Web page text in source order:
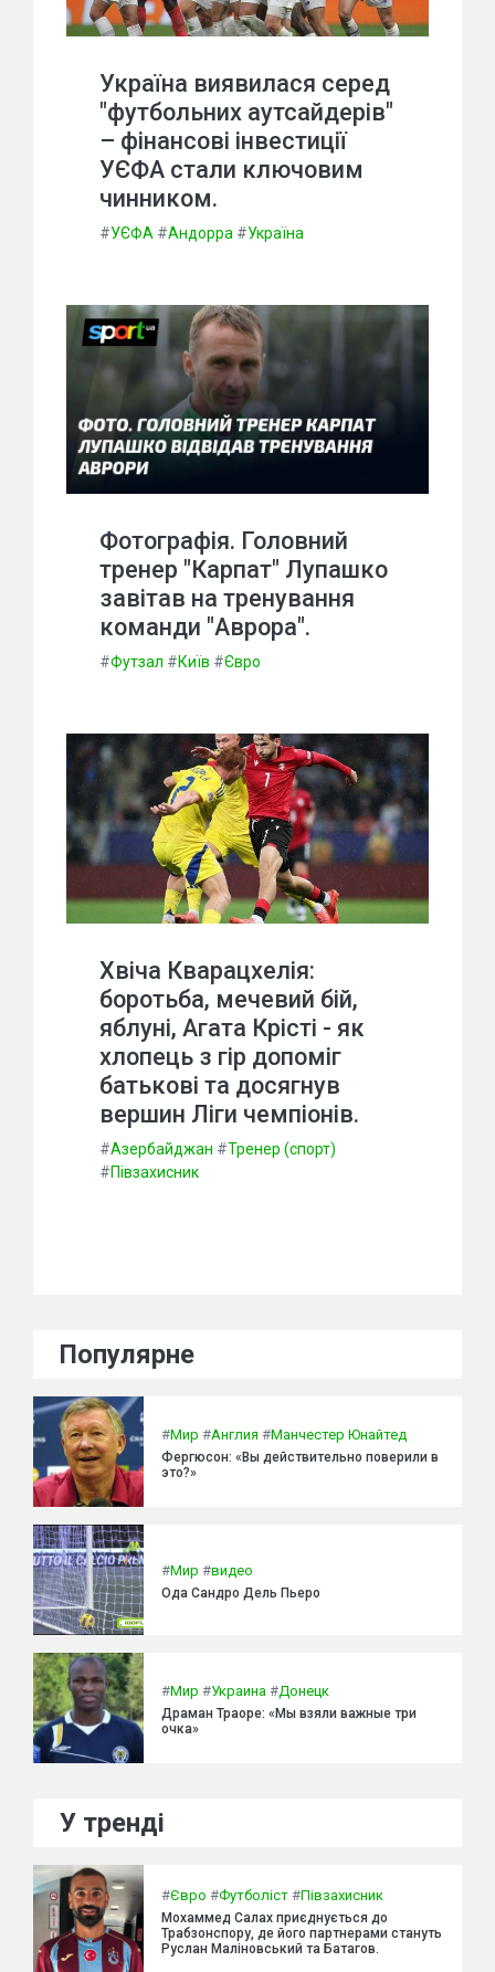
Україна виявилася серед
"футбольних аутсайдерів"
– фінансові інвестиції
УЄФА стали ключовим
чинником.
#УЄФА #Андорра #Україна
Фотографія. Головний
тренер "Карпат" Лупашко
завітав на тренування
команди "Аврора".
#Футзал #Київ #Євро
Хвіча Кварацхелія:
боротьба, мечевий бій,
яблуні, Агата Крісті - як
хлопець з гір допоміг
батькові та досягнув
вершин Ліги чемпіонів.
#Азербайджан #Тренер (спорт)
#Півзахисник
Популярне
#Мир #Англия #Манчестер Юнайтед
Фергюсон: «Вы действительно поверили в
это?»
#Мир #видео
Ода Сандро Дель Пьеро
#Мир #Украина #Донецк
Драман Траоре: «Мы взяли важные три
очка»
У тренді
#Євро #Футболіст #Півзахисник
Мохаммед Салах приєднується до
Трабзонспору, де його партнерами стануть
Руслан Маліновський та Батагов.